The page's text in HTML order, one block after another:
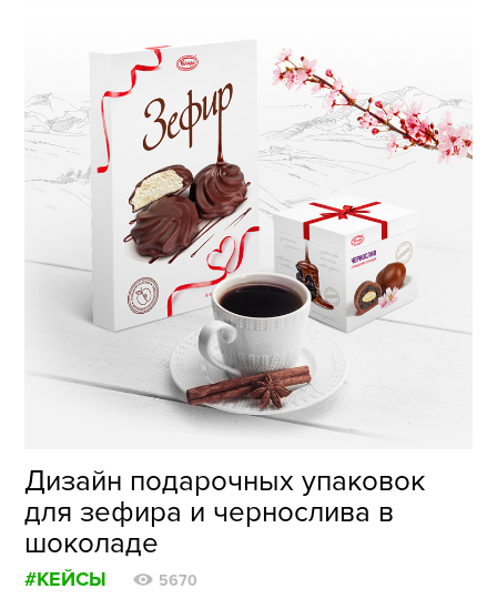
Дизайн подарочных упаковок
для зефира и чернослива в
шоколаде
#КЕЙСЫ 5670